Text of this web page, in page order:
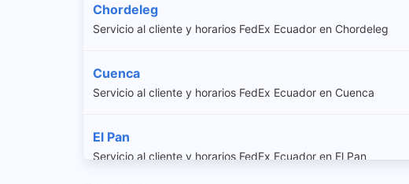
Chordeleg
Servicio al cliente y horarios FedEx Ecuador en Chordeleg
Cuenca
Servicio al cliente y horarios FedEx Ecuador en Cuenca
El Pan
Servicio al cliente y horarios FedEx Ecuador en El Pan